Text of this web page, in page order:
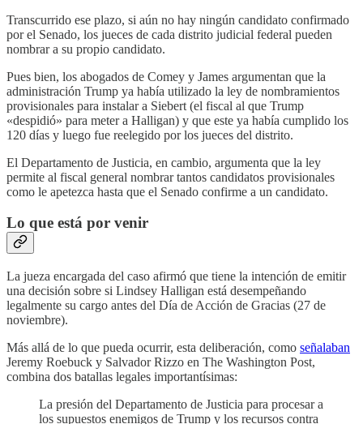
Transcurrido ese plazo, si aún no hay ningún candidato confirmado
por el Senado, los jueces de cada distrito judicial federal pueden
nombrar a su propio candidato.
Pues bien, los abogados de Comey y James argumentan que la
administración Trump ya había utilizado la ley de nombramientos
provisionales para instalar a Siebert (el fiscal al que Trump
«despidió» para meter a Halligan) y que este ya había cumplido los
120 días y luego fue reelegido por los jueces del distrito.
El Departamento de Justicia, en cambio, argumenta que la ley
permite al fiscal general nombrar tantos candidatos provisionales
como le apetezca hasta que el Senado confirme a un candidato.
Lo que está por venir
La jueza encargada del caso afirmó que tiene la intención de emitir
una decisión sobre si Lindsey Halligan está desempeñando
legalmente su cargo antes del Día de Acción de Gracias (27 de
noviembre).
Más allá de lo que pueda ocurrir, esta deliberación, como señalaban
Jeremy Roebuck y Salvador Rizzo en The Washington Post,
combina dos batallas legales importantísimas:
La presión del Departamento de Justicia para procesar a
los supuestos enemigos de Trump y los recursos contra